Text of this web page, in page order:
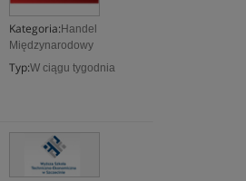
Kategoria: Handel
Międzynarodowy
Typ:W ciągu tygodnia